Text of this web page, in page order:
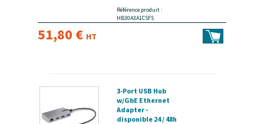
Référence produit :
HB30A3A1CSFS
51,80 € HT
3-Port USB Hub
w/GbE Ethernet
Adapter -
disponible 24 / 48h